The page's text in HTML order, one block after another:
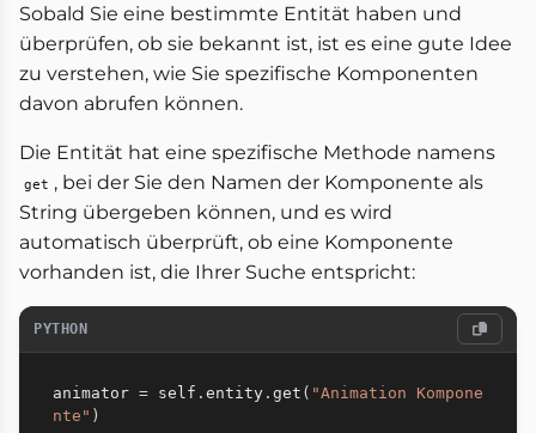
Sobald Sie eine bestimmte Entität haben und
überprüfen, ob sie bekannt ist, ist es eine gute Idee
zu verstehen, wie Sie spezifische Komponenten
davon abrufen können.
Die Entität hat eine spezifische Methode namens
get , bei der Sie den Namen der Komponente als
String übergeben können, und es wird
automatisch überprüft, ob eine Komponente
vorhanden ist, die Ihrer Suche entspricht:
PYTHON
animator = self . entity . get ( "Animation Kompone
nte" )